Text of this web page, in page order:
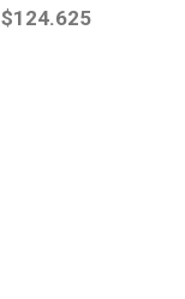
$124.625